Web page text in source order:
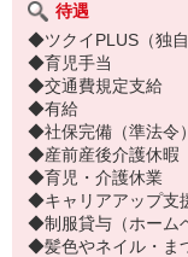
待遇
◆ツクイPLUS（独自
◆育児手当
◆交通費規定支給
◆有給
◆社保完備（準法令）
◆産前産後介護休暇
◆育児・介護休業
◆キャリアアップ支
◆制服貸与（ホーム
◆髪色やネイル・ま